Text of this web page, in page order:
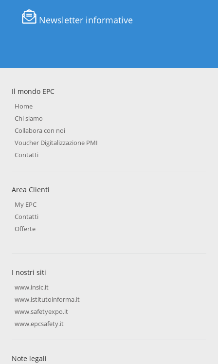
Newsletter informative
Il mondo EPC
Home
Chi siamo
Collabora con noi
Voucher Digitalizzazione PMI
Contatti
Area Clienti
My EPC
Contatti
Offerte
I nostri siti
www.insic.it
www.istitutoinforma.it
www.safetyexpo.it
www.epcsafety.it
Note legali